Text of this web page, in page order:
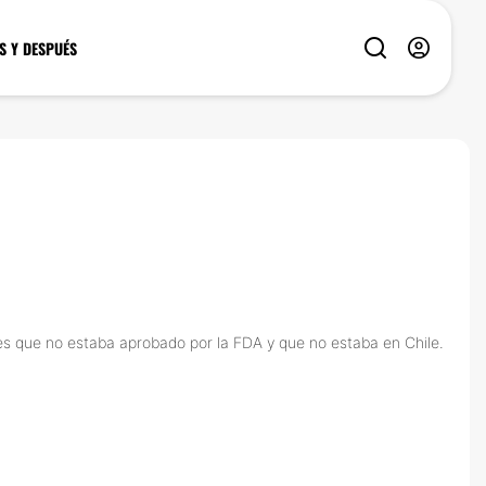
Y DESPUÉS
no estaba aprobado por la FDA y que no estaba en Chile.